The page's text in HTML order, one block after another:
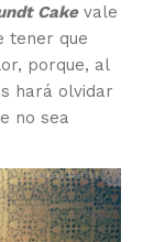
Cakevale
tener que
porque, al
hará olvidar
no sea